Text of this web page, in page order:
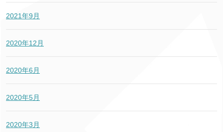
2021年9月
2020年12月
2020年6月
2020年5月
2020年3月